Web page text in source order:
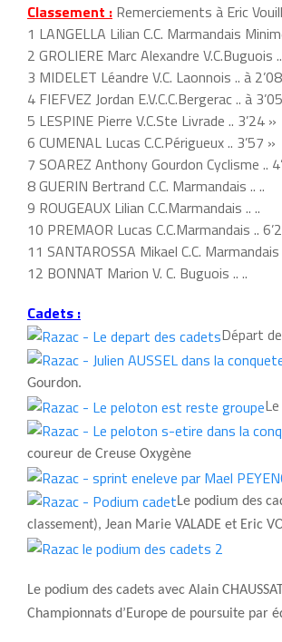
Classement : Remerciements à Eric
1 LANGELLA Lilian C.C. Marmandais
2 GROLIERE Marc Alexandre V.C.Buguois
3 MIDELET Léandre V.C. Laonnois .. à
4 FIEFVEZ Jordan E.V.C.C.Bergerac .. à
5 LESPINE Pierre V.C.Ste Livrade .. 3’24 »
6 CUMENAL Lucas C.C.Périgueux .. 3’57 »
7 SOAREZ Anthony Gourdon Cyclisme ..
8 GUERIN Bertrand C.C. Marmandais .. ..
9 ROUGEAUX Lilian C.C.Marmandais .. ..
10 PREMAOR Lucas C.C.Marmandais ..
11 SANTAROSSA Mikael C.C. Marmandais
12 BONNAT Marion V. C. Buguois .. ..
Cadets :
Départ
Gourdon.
coureur de Creuse Oxygène
Le podium des
classement), Jean Marie VALADE et Eric
Le podium des cadets avec Alain CHAUSSA
Championnats d’Europe de poursuite par